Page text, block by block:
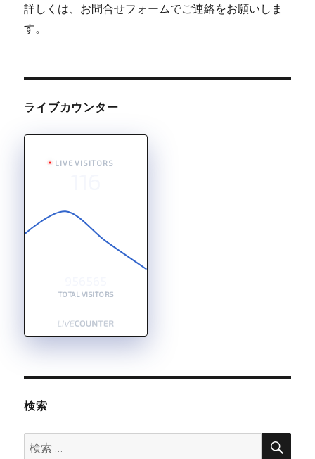
詳しくは、お問合せフォームでご連絡をお願いしま
す。
ライブカウンター
LIVE VISITORS
TOTAL VISITORS
検索
検
検